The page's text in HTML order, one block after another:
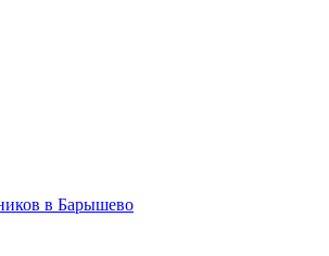
в Барышево